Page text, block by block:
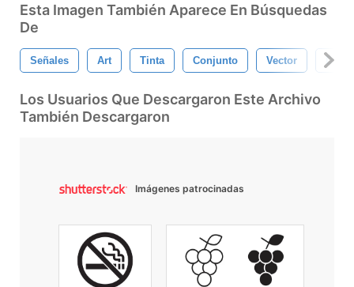
Esta Imagen También Aparece En Búsquedas
De
Señales Art Tinta Conjunto Vector
Los Usuarios Que Descargaron Este Archivo
También Descargaron
Imágenes patrocinadas